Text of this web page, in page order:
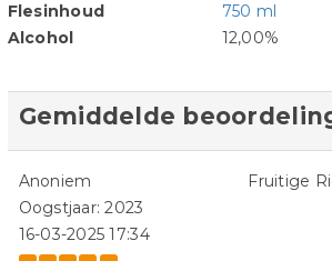
Flesinhoud
750 ml
Alcohol
12,00%
Gemiddelde
Anoniem
Oogstjaar: 2023
16-03-2025 17:34
Fruitige